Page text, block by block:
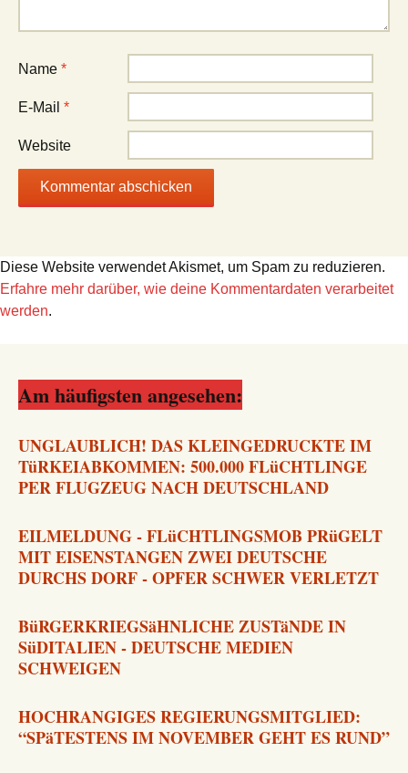
Name *
E-Mail *
Website
Diese Website verwendet Akismet, um Spam zu reduzieren.
Erfahre mehr darüber, wie deine Kommentardaten verarbeitet
werden.
Am häufigsten angesehen:
UNGLAUBLICH! DAS KLEINGEDRUCKTE IM
TüRKEIABKOMMEN: 500.000 FLüCHTLINGE
PER FLUGZEUG NACH DEUTSCHLAND
EILMELDUNG - FLüCHTLINGSMOB PRüGELT
MIT EISENSTANGEN ZWEI DEUTSCHE
DURCHS DORF - OPFER SCHWER VERLETZT
BüRGERKRIEGSäHNLICHE ZUSTäNDE IN
SüDITALIEN - DEUTSCHE MEDIEN
SCHWEIGEN
HOCHRANGIGES REGIERUNGSMITGLIED:
“SPäTESTENS IM NOVEMBER GEHT ES RUND”